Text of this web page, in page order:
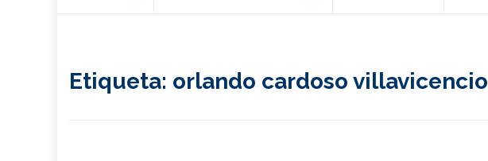
Etiqueta: orlando cardoso villavicencio